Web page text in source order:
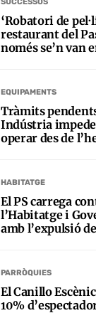
SUCCESSOS
‘Robatori de
restaurant del
només se’n van
EQUIPAMENTS
Tràmits
Indústria
operar des de
HABITATGE
El PS carrega
l’Habitatge i
amb l’expulsió
PARRÒQUIES
El Canillo
10%